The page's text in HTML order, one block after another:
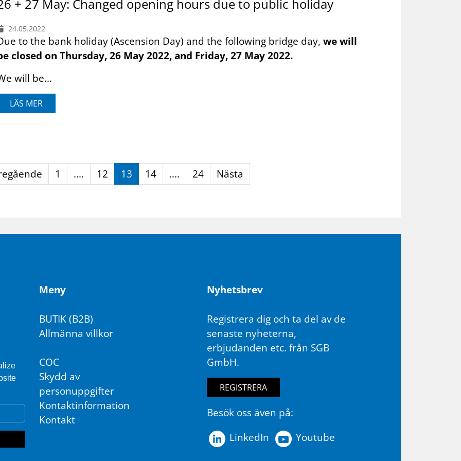
+ 27 May: Changed opening hours due to public holiday
24.05.2022
to the bank holiday (Ascension Day) and the following bridge day, we will
closed on Thursday, 26 May 2022, and Friday, 27 May 2022.
will be...
LÄS MER
1 .... 12 13 14 .... 24 Nästa
Meny
BUTIK (B2B)
Allmänna villkor
COC
Skydd av
personuppgifter
Kontaktinformation
Kontakt
Ny­hets­brev
Registrera dig och ta del av de
senaste nyheterna,
erbjudanden etc. från SGB
GmbH.
REGISTRERA
Besök oss även på:
LinkedIn
Youtube